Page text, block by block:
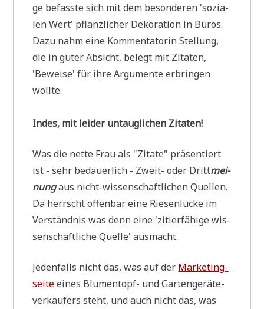
ge befass­te sich mit dem beson­de­ren 'sozia­
len Wert' pflanz­li­cher Deko­ra­ti­on in Büros.
Dazu nahm eine Kom­men­ta­to­rin Stel­lung,
die in guter Absicht, belegt mit Zita­ten,
'Bewei­se' für ihre Argu­men­te erbrin­gen
wollte.
Indes, mit lei­der untaug­li­chen Zita­ten!
Was die net­te Frau als "Zita­te" prä­sen­tiert
ist - sehr bedau­er­lich - Zweit- oder Drittmei­
nungaus nicht-wis­sen­schaft­li­chen Quel­len.
Da herrscht offen­bar eine Rie­sen­lücke im
Ver­ständ­nis was denn eine 'zitier­fä­hi­ge wis­
sen­schaft­li­che Quel­le' ausmacht.
Jeden­falls nicht das, was auf der Mar­ke­ting­
sei­teeines Blu­men­topf- und Gar­ten­ge­rä­te­
ver­käu­fers steht, und auch nicht das, was